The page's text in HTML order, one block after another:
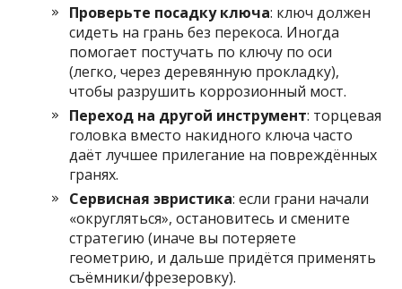
Проверьте посадку ключа: ключ должен
сидеть на грань без перекоса. Иногда
помогает постучать по ключу по оси
(легко, через деревянную прокладку),
чтобы разрушить коррозионный мост.
Переход на другой инструмент: торцевая
головка вместо накидного ключа часто
даёт лучшее прилегание на повреждённых
гранях.
Сервисная эвристика: если грани начали
«округляться», остановитесь и смените
стратегию (иначе вы потеряете
геометрию, и дальше придётся применять
съёмники/фрезеровку).